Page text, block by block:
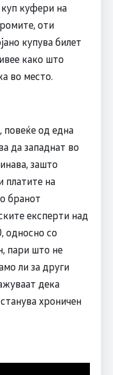
куфери на
оти
купува билет
како што
во место.
од една
да западнат во
зашто
платите на
бранот
експерти над
односно со
пари што не
ли за други
дека
хроничен